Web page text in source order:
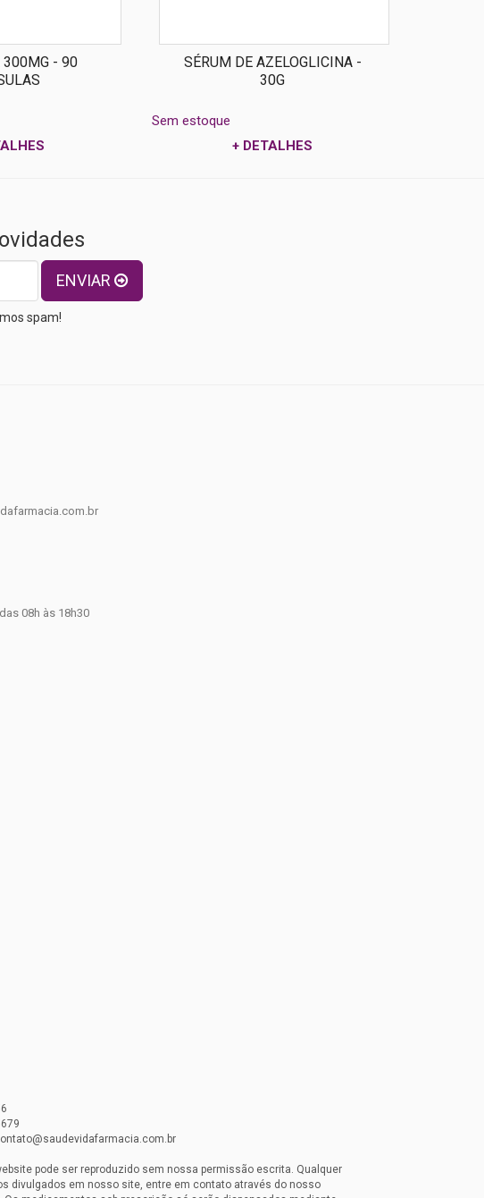
300MG - 90
SÉRUM DE AZELOGLICINA -
30G
Sem estoque
+ DETALHES
ENVIAR
spam!
08h às 18h30
pode ser reproduzido sem nossa permissão escrita. Qualquer
divulgados em nosso site, entre em contato através do nosso